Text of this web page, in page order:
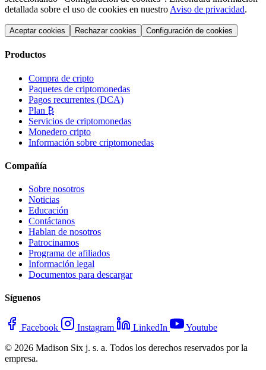
detallada sobre el uso de cookies en nuestro Aviso de privacidad.
Aceptar cookies Rechazar cookies Configuración de cookies
Productos
Compra de cripto
Paquetes de criptomonedas
Pagos recurrentes (DCA)
Plan ₿
Servicios de criptomonedas
Monedero cripto
Información sobre criptomonedas
Compañía
Sobre nosotros
Noticias
Educación
Contáctanos
Hablan de nosotros
Patrocinamos
Programa de afiliados
Información legal
Documentos para descargar
Síguenos
Facebook Instagram LinkedIn
Youtube
© 2026 Madison Six j. s. a. Todos los derechos reservados por la
empresa.